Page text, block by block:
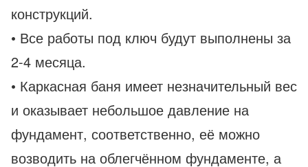
конструкций.
• Все работы под ключ будут выполнены за
2-4 месяца.
• Каркасная баня имеет незначительный вес
и оказывает небольшое давление на
фундамент, соответственно, её можно
возводить на облегчённом фундаменте, а